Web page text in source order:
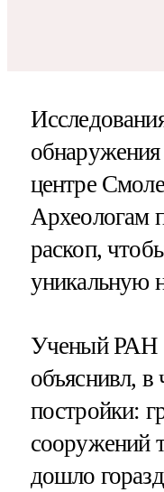
центре
Археологам
раскоп,
уникальную
Ученый РАН
объяснивл, в
постройки:
сооружений
дошло